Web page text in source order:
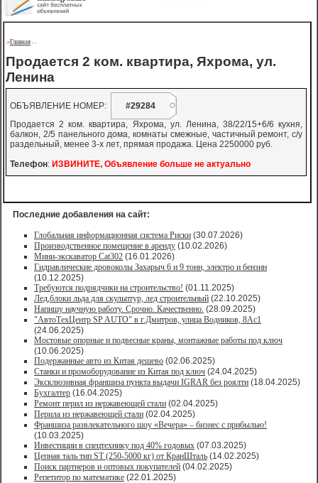
->Главная - -
Продается 2 ком. квартира, Яхрома, ул.
Ленина
ОБЪЯВЛЕНИЕ НОМЕР:
#29284
Продается 2 ком. квартира, Яхрома, ул. Ленина, 38/22/15+6/6 кухня,
балкон, 2/5 панельного дома, комнаты смежные, частичный ремонт, с/у
раздельный, менее 3-х лет, прямая продажа. Цена 2250000 руб.
Телефон: ИЗВИНИТЕ, Объявление больше не актуально
Последние добавления на сайт:
Глобальная информационная система Риски (30.07.2026)
Производственное помещение в аренду (10.02.2026)
Мини-экскаватор Cat302 (16.01.2026)
Гидравлические дровоколы Захарыч 6 и 9 тонн, электро и бензин
(10.12.2025)
Требуются подрядчики на строительство! (01.11.2025)
Лед,блоки льда для скульптур, лед строительный (22.10.2025)
Напишу научную работу. Срочно. Качественно. (28.09.2025)
"АвтоТехЦентр SP AUTO" в г.Дмитров, улица Водников, 8Ас1
(24.06.2025)
Мостовые опорные и подвесные краны, монтажные работы под ключ
(10.06.2025)
Подержанные авто из Китая дешево (02.06.2025)
Станки и промоборудование из Китая под ключ (24.04.2025)
Эксклюзивная франшиза пункта выдачи IGRAR без роялти (18.04.2025)
Бухгалтер (16.04.2025)
Ремонт перил из нержавеющей стали (02.04.2025)
Перила из нержавеющей стали (02.04.2025)
Франшиза развлекательного шоу «Вечера» – бизнес с прибылью!
(10.03.2025)
Инвестиции в спецтехнику под 40% годовых (07.03.2025)
Цепная таль тип ST (250-5000 кг) от КранШталь (14.02.2025)
Поиск партнеров и оптовых покупателей (04.02.2025)
Репетитор по математике (22.01.2025)